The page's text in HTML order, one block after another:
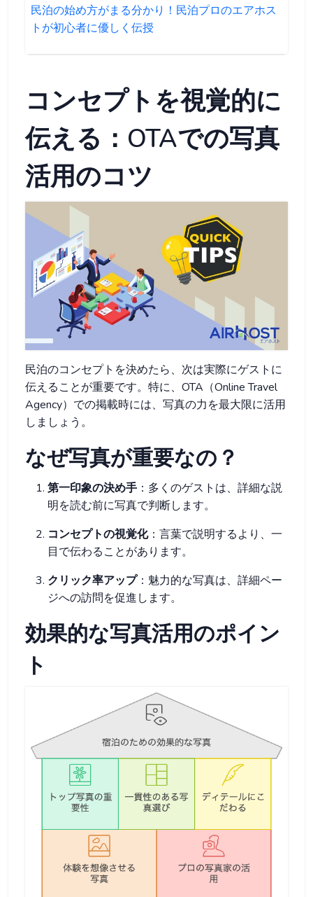
民泊の始め方がまる分かり！民泊プロのエアホス
トが初心者に優しく伝授
コンセプトを視覚的に
伝える：OTAでの写真
活用のコツ
民泊のコンセプトを決めたら、次は実際にゲストに
伝えることが重要です。特に、OTA（Online Travel
Agency）での掲載時には、写真の力を最大限に活用
しましょう。
なぜ写真が重要なの？
第一印象の決め手 ：多くのゲストは、詳細な説
明を読む前に写真で判断します。
コンセプトの視覚化：言葉で説明するより、一
目で伝わることがあります。
クリック率アップ：魅力的な写真は、詳細ペー
ジへの訪問を促進します。
効果的な写真活用のポイン
ト